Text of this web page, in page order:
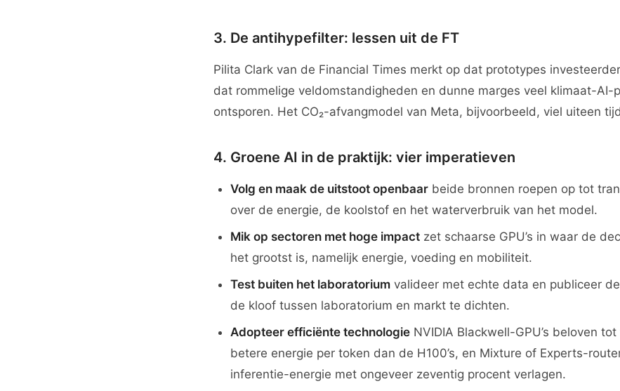
3. De antihypefilter: lessen uit de FT
Pilita Clark van de Financial Times merkt op dat prototypes
dat rommelige veldomstandigheden en dunne marges veel klimaat-AI-
ontsporen. Het CO₂-afvangmodel van Meta, bijvoorbeeld, viel uiteen
4. Groene AI in de praktijk: vier imperatieven
Volg en maak de uitstoot openbaar beide bronnen roepen op tot
over de energie, de koolstof en het waterverbruik van het model.
Mik op sectoren met hoge impact zet schaarse GPU’s in waar de
het grootst is, namelijk energie, voeding en mobiliteit.
Test buiten het laboratorium valideer met echte data en publiceer
de kloof tussen laboratorium en markt te dichten.
Adopteer efficiënte technologie NVIDIA Blackwell-GPU’s beloven
betere energie per token dan de H100’s, en Mixture of Experts-
inferentie-energie met ongeveer zeventig procent verlagen.